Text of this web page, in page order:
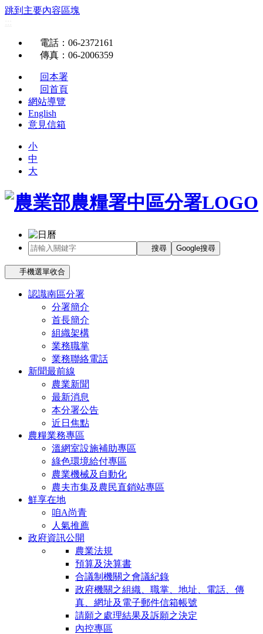
跳到主要內容區塊
電話 ：06-2372161
傳真 ：06-2006359
回本署
回首頁
網站導覽
English
意見信箱
小
中
大
搜尋 Google搜尋
手機選單收合
認識南區分署
分署簡介
首長簡介
組織架構
業務職掌
業務聯絡電話
新聞最前線
農業新聞
最新消息
本分署公告
近日焦點
農糧業務專區
溫網室設施補助專區
綠色環境給付專區
農業機械及自動化
農夫市集及農民直銷站專區
鮮享在地
咱A尚青
人氣推薦
政府資訊公開
農業法規
預算及決算書
合議制機關之會議紀錄
政府機關之組織、職掌、地址、電話、傳
真、網址及電子郵件信箱帳號
請願之處理結果及訴願之決定
內控專區